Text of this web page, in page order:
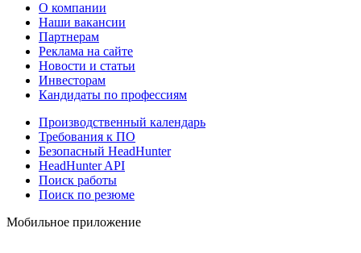
О компании
Наши вакансии
Партнерам
Реклама на сайте
Новости и статьи
Инвесторам
Кандидаты по профессиям
Производственный календарь
Требования к ПО
Безопасный HeadHunter
HeadHunter API
Поиск работы
Поиск по резюме
Мобильное приложение